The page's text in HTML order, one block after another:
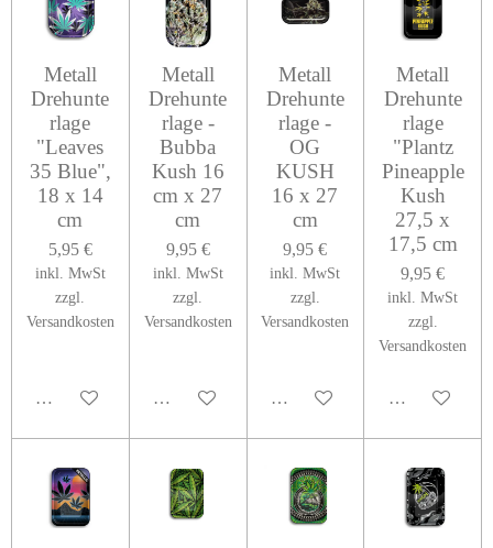
Metall
Drehunte
rlage
"Leaves
35 Blue",
18 x 14
cm
5,95 €
inkl. MwSt
zzgl.
Versandkosten
In den Warenkorb
Metall
Drehunte
rlage -
Bubba
Kush 16
cm x 27
cm
9,95 €
inkl. MwSt
zzgl.
Versandkosten
In den Warenkorb
Metall
Drehunte
rlage -
OG
KUSH
16 x 27
cm
9,95 €
inkl. MwSt
zzgl.
Versandkosten
In den Warenkorb
Metall
Drehunte
rlage
"Plantz
Pineapple
Kush
27,5 x
17,5 cm
9,95 €
inkl. MwSt
zzgl.
Versandkosten
In den